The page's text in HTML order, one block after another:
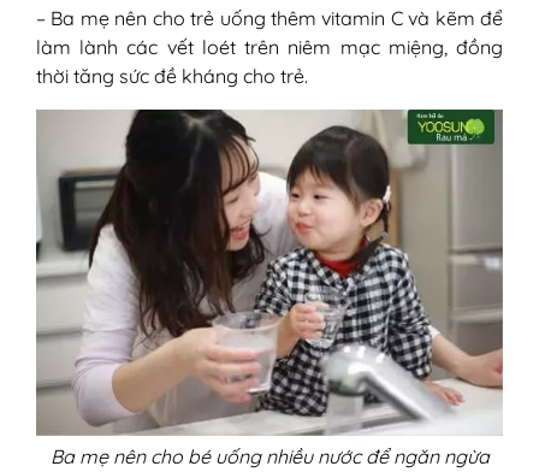
– Ba mẹ nên cho trẻ uống thêm vitamin C và kẽm để
làm lành các vết loét trên niêm mạc miệng, đồng
thời tăng sức đề kháng cho trẻ.
Ba mẹ nên cho bé uống nhiều nước để ngăn ngừa